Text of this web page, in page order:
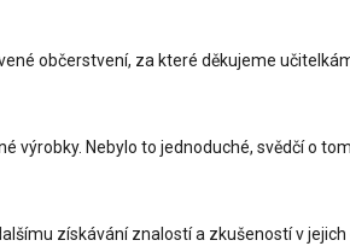
občerstvení, za které děkujeme
výrobky. Nebylo to jednoduché, svědčí o
získávání znalostí a zkušeností v jejich